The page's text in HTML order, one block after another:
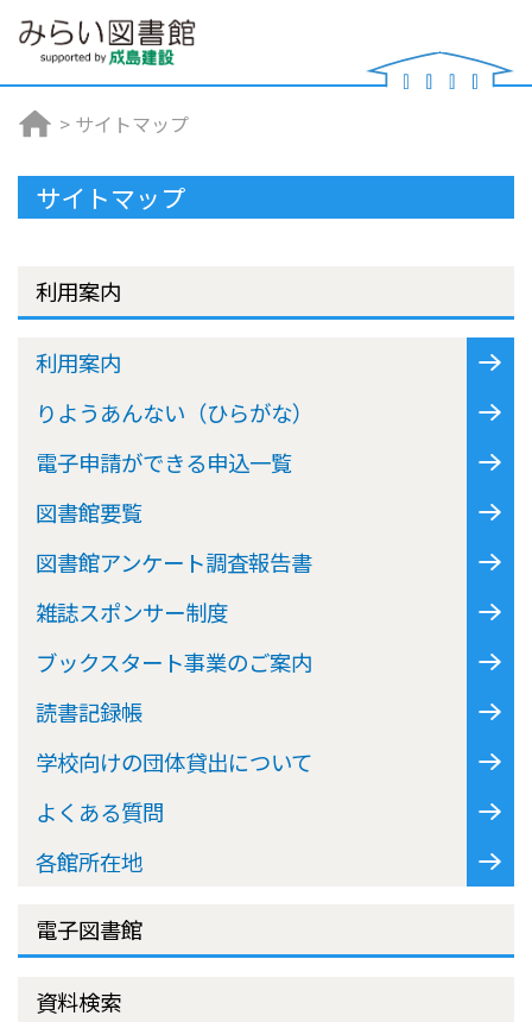
> サイトマップ
サイトマップ
利用案内
利用案内
りようあんない（ひらがな）
電子申請ができる申込一覧
図書館要覧
図書館アンケート調査報告書
雑誌スポンサー制度
ブックスタート事業のご案内
読書記録帳
学校向けの団体貸出について
よくある質問
各館所在地
電子図書館
資料検索